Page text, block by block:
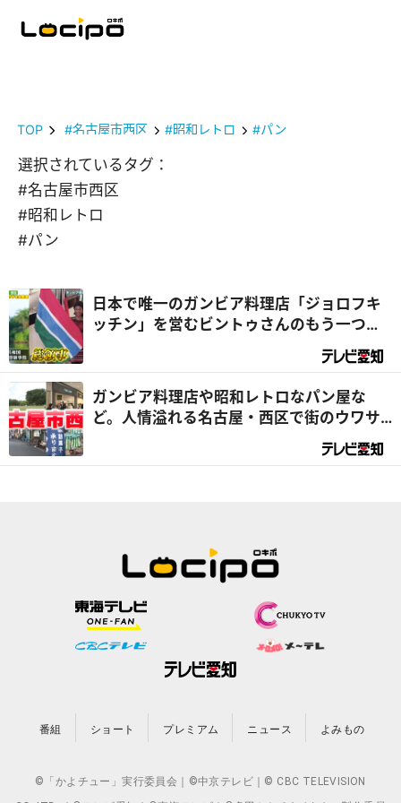
TOP #名古屋市西区 #昭和レトロ #パン
選択されているタグ：
#名古屋市西区
#昭和レトロ
#パン
日本で唯一のガンビア料理店「ジョロフキ
ッチン」を営むビントゥさんのもう一つの
顔は『総領事』⁉｜デラメチャ気になる！
ガンビア料理店や昭和レトロなパン屋な
ど。人情溢れる名古屋・西区で街のウワサ
を大調査！（前編）｜デラメチャ気にな
番組 ショート プレミアム ニュース よみもの
©「かよチュー」実行委員会｜©中京テレビ｜© CBC TELEVISION